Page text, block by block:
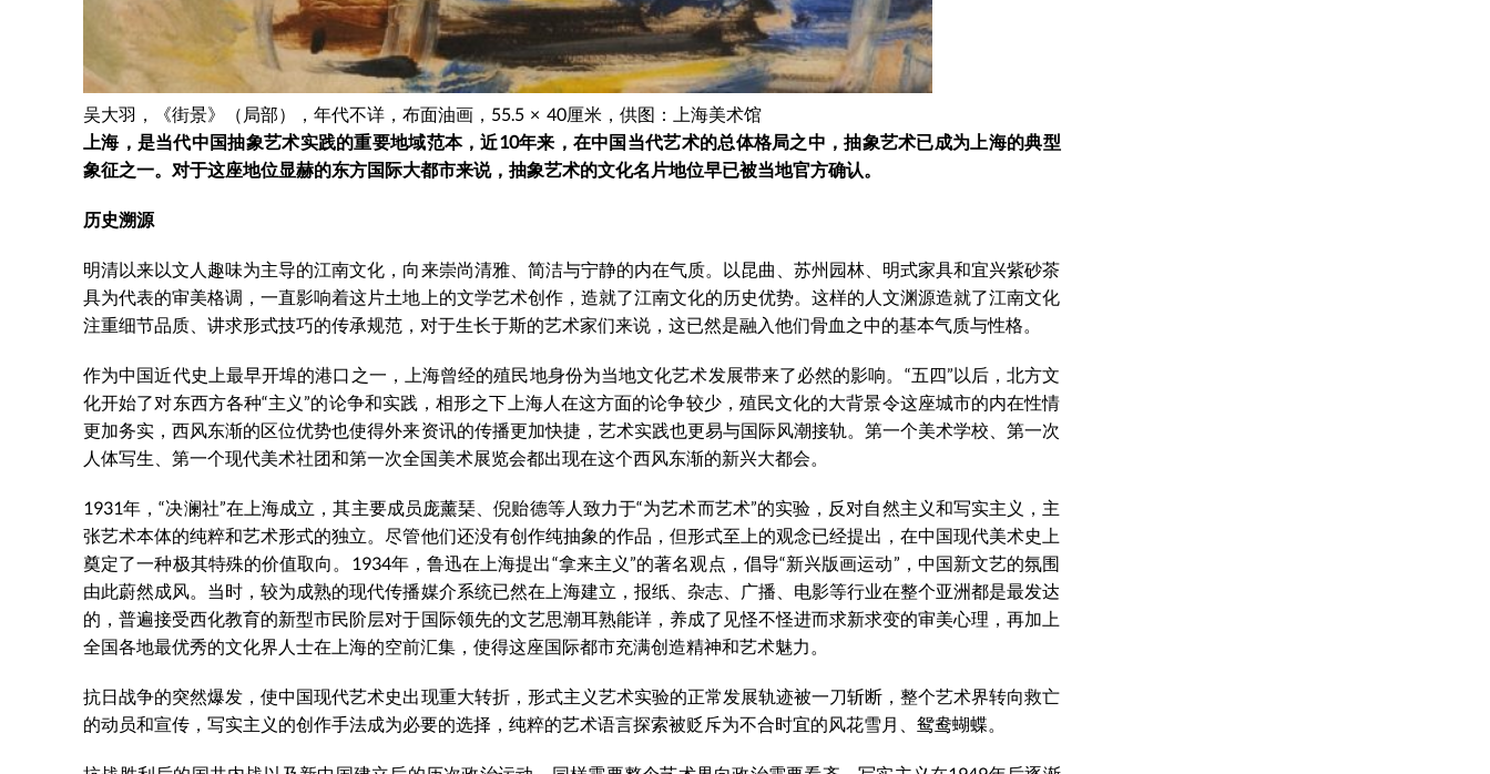
吴大羽，《街景》（局部），年代不详，布面油画，55.5 × 40厘米，供图：上海美术馆
上海，是当代中国抽象艺术实践的重要地域范本，近10年来，在中国当代艺术的总体格局之中，抽象艺术已成为上海的典型
象征之一。对于这座地位显赫的东方国际大都市来说，抽象艺术的文化名片地位早已被当地官方确认。
历史溯源
明清以来以文人趣味为主导的江南文化，向来崇尚清雅、简洁与宁静的内在气质。以昆曲、苏州园林、明式家具和宜兴紫砂茶
具为代表的审美格调，一直影响着这片土地上的文学艺术创作，造就了江南文化的历史优势。这样的人文渊源造就了江南文化
注重细节品质、讲求形式技巧的传承规范，对于生长于斯的艺术家们来说，这已然是融入他们骨血之中的基本气质与性格。
作为中国近代史上最早开埠的港口之一，上海曾经的殖民地身份为当地文化艺术发展带来了必然的影响。“五四”以后，北方文
化开始了对东西方各种“主义”的论争和实践，相形之下上海人在这方面的论争较少，殖民文化的大背景令这座城市的内在性情
更加务实，西风东渐的区位优势也使得外来资讯的传播更加快捷，艺术实践也更易与国际风潮接轨。第一个美术学校、第一次
人体写生、第一个现代美术社团和第一次全国美术展览会都出现在这个西风东渐的新兴大都会。
1931年，“决澜社”在上海成立，其主要成员庞薰琹、倪贻德等人致力于“为艺术而艺术”的实验，反对自然主义和写实主义，主
张艺术本体的纯粹和艺术形式的独立。尽管他们还没有创作纯抽象的作品，但形式至上的观念已经提出，在中国现代美术史上
奠定了一种极其特殊的价值取向。1934年，鲁迅在上海提出“拿来主义”的著名观点，倡导“新兴版画运动”，中国新文艺的氛围
由此蔚然成风。当时，较为成熟的现代传播媒介系统已然在上海建立，报纸、杂志、广播、电影等行业在整个亚洲都是最发达
的，普遍接受西化教育的新型市民阶层对于国际领先的文艺思潮耳熟能详，养成了见怪不怪进而求新求变的审美心理，再加上
全国各地最优秀的文化界人士在上海的空前汇集，使得这座国际都市充满创造精神和艺术魅力。
抗日战争的突然爆发，使中国现代艺术史出现重大转折，形式主义艺术实验的正常发展轨迹被一刀斩断，整个艺术界转向救亡
的动员和宣传，写实主义的创作手法成为必要的选择，纯粹的艺术语言探索被贬斥为不合时宜的风花雪月、鸳鸯蝴蝶。